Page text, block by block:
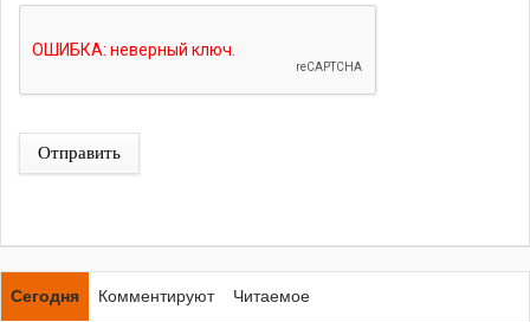
Отправить
Сегодня Комментируют
Читаемое